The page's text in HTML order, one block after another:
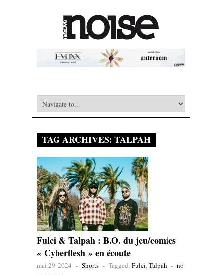
TAG ARCHIVES: TALPAH
Fulci & Talpah : B.O. du jeu/comics
« Cyberflesh » en écoute
mai 29, 2024 - Shorts - Tagged: Fulci,Talpah - no